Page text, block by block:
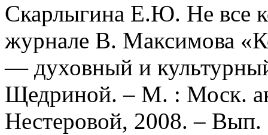
Скарлыгина Е.Ю. Не все
журнале В. Максимова
— духовный и
Щедриной. – М. : Моск.
Нестеровой, 2008. –